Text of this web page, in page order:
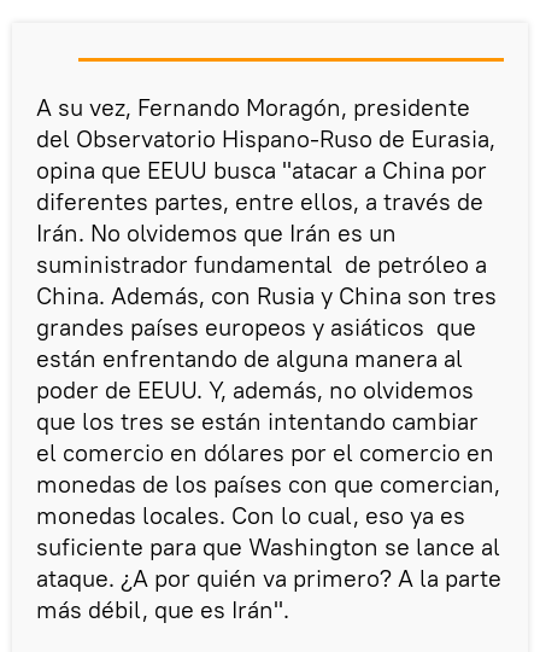
A su vez, Fernando Moragón, presidente
del Observatorio Hispano-Ruso de Eurasia,
opina que EEUU busca "atacar a China por
diferentes partes, entre ellos, a través de
Irán. No olvidemos que Irán es un
suministrador fundamental de petróleo a
China. Además, con Rusia y China son tres
grandes países europeos y asiáticos que
están enfrentando de alguna manera al
poder de EEUU. Y, además, no olvidemos
que los tres se están intentando cambiar
el comercio en dólares por el comercio en
monedas de los países con que comercian,
monedas locales. Con lo cual, eso ya es
suficiente para que Washington se lance al
ataque. ¿A por quién va primero? A la parte
más débil, que es Irán".